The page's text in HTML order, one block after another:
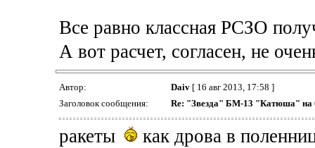
Все равно классная РСЗО
А вот расчет, согласен, не
Автор: Daiv[ 16 авг 2013, 17:58 ]
Заголовок сообщения:
Re: "Звезда" БМ-13 "Катюша" на
ракеты как дрова в